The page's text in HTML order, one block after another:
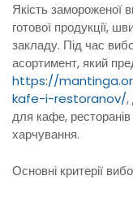
Якість замороженої
готової продукції,
закладу. Під час
асортимент, який
https://
kafe-i-restoranov/,
для кафе,
харчування.
Основні критерії